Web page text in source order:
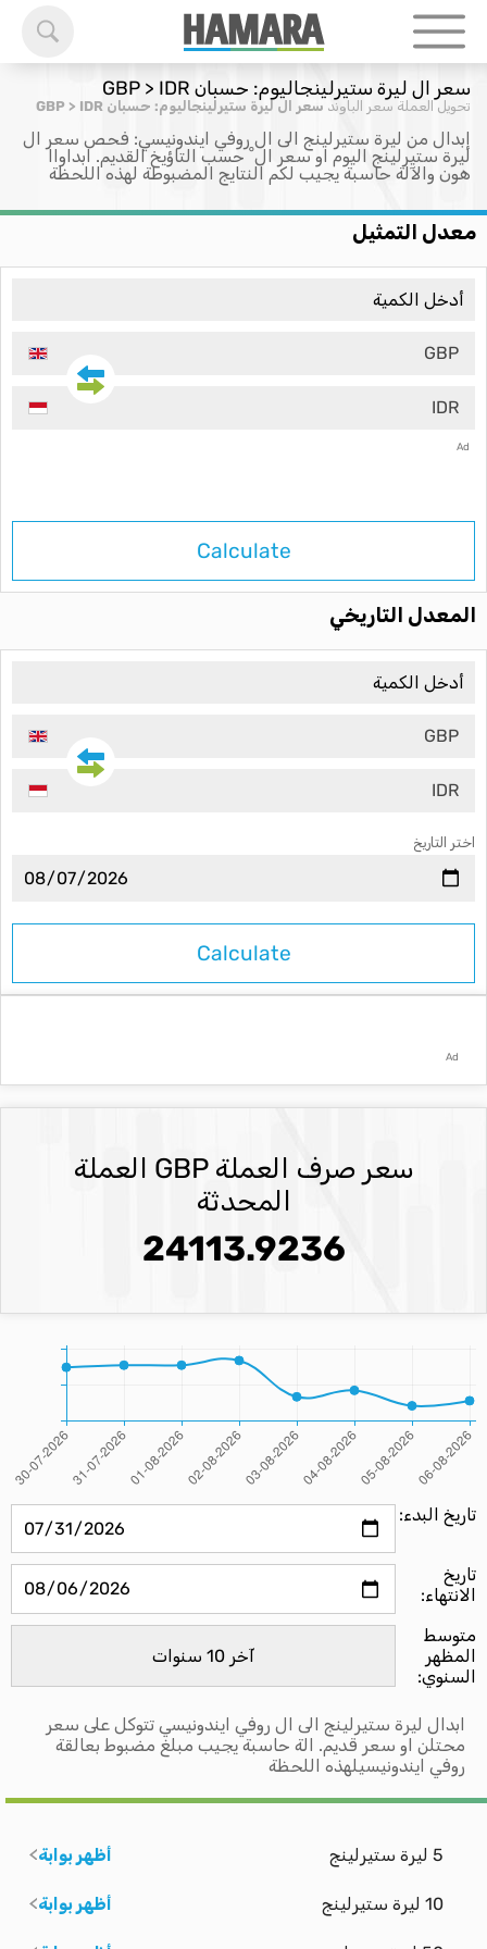
سعر ال ليرة ستيرلينجاليوم: حسبان GBP > IDR
تحويل العملة سعر الباوند سعر ال ليرة ستيرلينجاليوم: حسبان GBP > IDR
إبدال من ليرة ستيرلينج الى ال روفي ايندونيسي: فحص سعر ال
ليرة ستيرلينج اليوم او سعر ال ْ حسب التاؤيخ القديم. ابداواا
هون والآلة حاسبة يجيب لكم النتايج المضبوطة لهذه اللحظة
معدل التمثيل
GBP
IDR
Ad
Calculate
المعدل التاريخي
GBP
IDR
اختر التاريخ
Ad
سعر صرف العملة GBP العملة
المحدثة
24113.9236
تاريخ البدء:
تاريخ
الانتهاء:
متوسط ​​
المظهر
السنوي:
ابدال ليرة ستيرلينج الى ال روفي ايندونيسي تتوكل على سعر
محتلن او سعر قديم. الة حاسبة يجيب مبلغ مضبوط بعالقة
روفي ايندونيسيلهذه اللحظة
5 ليرة ستيرلينج أظهر بوابة
10 ليرة ستيرلينج أظهر بوابة